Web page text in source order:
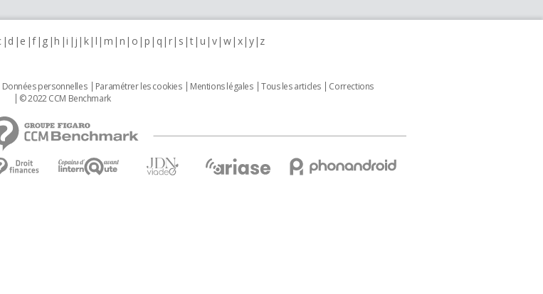
d e f g h i j k l m n o p q r s t u v w x y z
Données personnelles Paramétrer les cookies Mentions légales Tous les articles
Corrections
© 2022 CCM Benchmark